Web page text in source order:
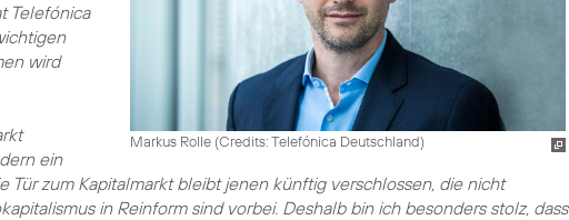
Markus Rolle (Credits: Telefónica Deutschland)
Telefónica
wird
ein
Tür zum Kapitalmarkt bleibt jenen künftig verschlossen, die nicht
in Reinform sind vorbei. Deshalb bin ich besonders stolz, dass